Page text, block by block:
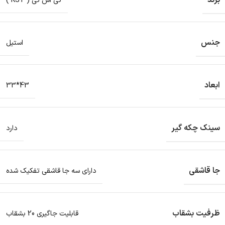
جنس استیل
ابعاد 43*33
سینک چکه گیر دارد
جا قاشقی دارای سه جا قاشقی تفکیک شده
ظرفیت بشقاب قابلیت جاگیری 20 بشقاب